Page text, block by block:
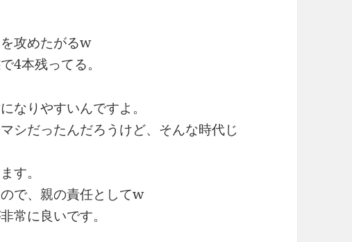
攻めたがるw
4本残ってる。
なりやすいんですよ。
シだったんだろうけど、そんな時代じ
す。
で、親の責任としてw
常に良いです。